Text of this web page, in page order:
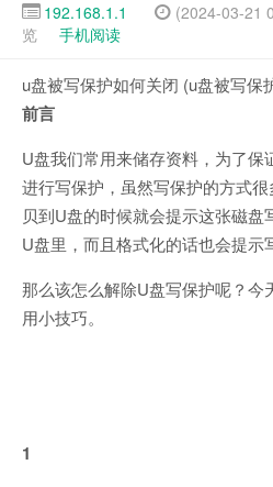
192.168.1.1 (2024-03-21
览
手机阅读
u盘被写保护如何关闭 (u盘被写保
前言
U盘我们常用来储存资料，为了保
进行写保护，虽然写保护的方式
贝到U盘的时候就会提示这张磁盘
U盘里，而且格式化的话也会提示
那么该怎么解除U盘写保护呢？今
用小技巧。
1